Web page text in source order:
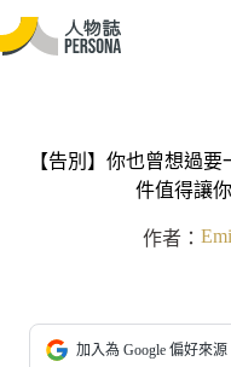
【告別】你也曾想過
件值得讓
作者：
加入為 Google 偏好來源